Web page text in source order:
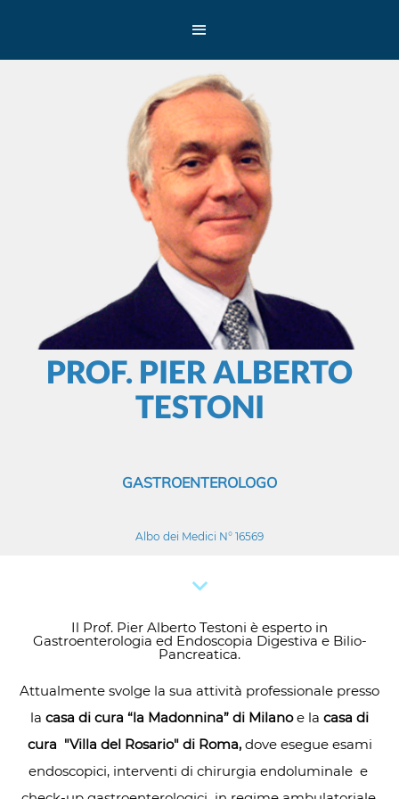
PROF. PIER ALBERTO
TESTONI
GASTROENTEROLOGO
Albo dei Medici N° 16569
Il Prof. Pier Alberto Testoni è esperto in
Gastroenterologia ed Endoscopia Digestiva e Bilio-
Pancreatica.
Attualmente svolge la sua attività professionale presso
la casa di cura “la Madonnina” di Milanoe la casa di
cura "Villa del Rosario" di Roma,dove esegue esami
endoscopici, interventi di chirurgia endoluminale e